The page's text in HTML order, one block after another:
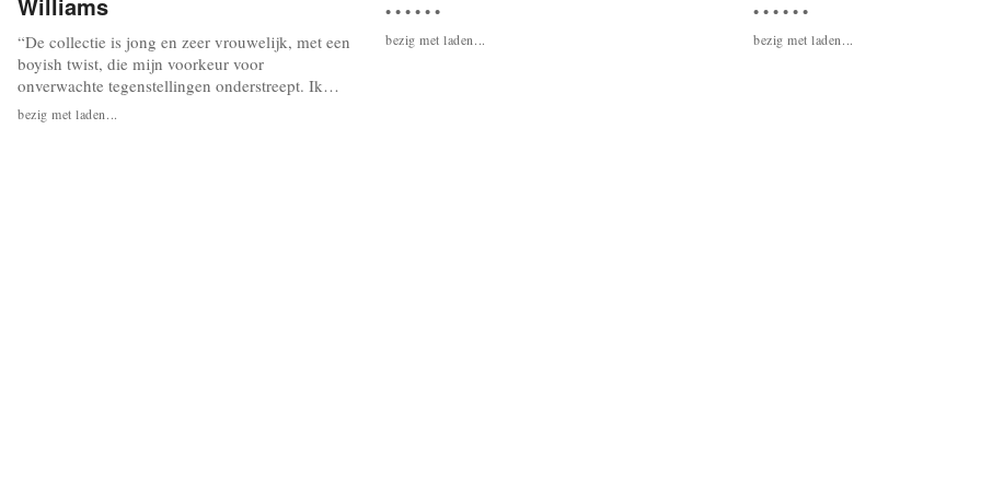
“De collectie is jong en zeer vrouwelijk, met een
boyish twist, die mijn voorkeur voor
onverwachte tegenstellingen onderstreept. Ik
heb een sterke voorliefde voor folkloristische
kleding, textiel, vintage sportswear en print
bezig met laden...
• • • • • •
bezig met laden...
• • • • • •
bezig met laden...